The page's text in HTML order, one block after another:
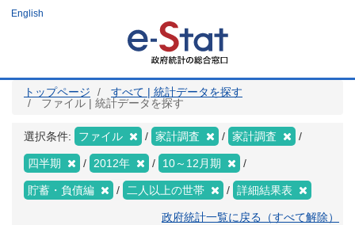
ツ
English
トップページ
すべて | 統計データを探す
ファイル | 統計データを探す
選択条件: ファイル 家計調査 家計調査
四半期 2012年 10～12月期
貯蓄・負債編 二人以上の世帯 詳細結果表
政府統計一覧に戻る（すべて解除）